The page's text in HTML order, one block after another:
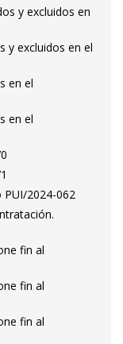
y excluidos en
y excluidos en el
en el
en el
PUI/2024-062
fin al
fin al
fin al